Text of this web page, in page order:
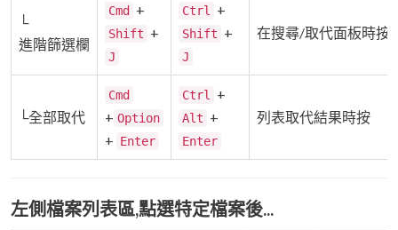
└
進階篩選欄
Cmd +
Shift +
J
Ctrl +
Shift +
J
在搜尋/取代面板時按
└全部取代
Cmd
+ Option
+ Enter
Ctrl +
Alt +
Enter
列表取代結果時按
左側檔案列表區,點選特定檔案後...